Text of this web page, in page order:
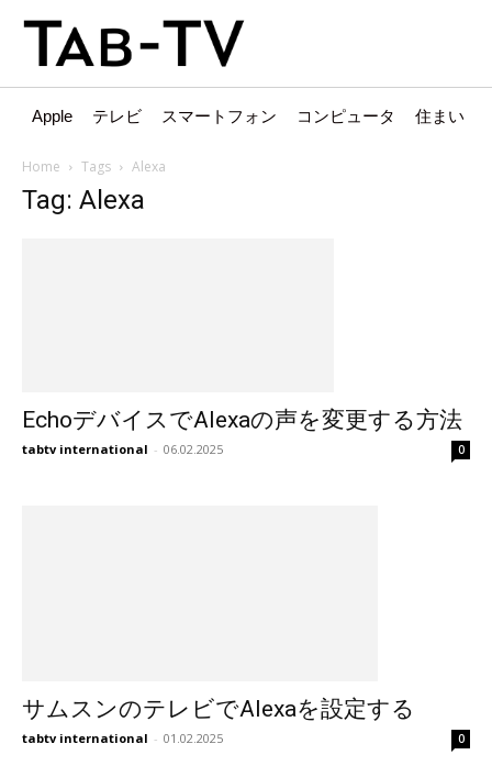
Apple テレビ スマートフォン コンピュータ 住まい
Home Tags Alexa
Tag: Alexa
EchoデバイスでAlexaの声を変更する方法
tabtv international - 06.02.2025 0
サムスンのテレビでAlexaを設定する
tabtv international - 01.02.2025 0